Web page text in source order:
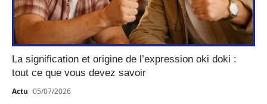
La signification et origine de l’expression oki doki :
tout ce que vous devez savoir
Actu 05/07/2026